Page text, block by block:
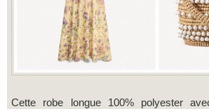
Cette robe longue 100% polyester